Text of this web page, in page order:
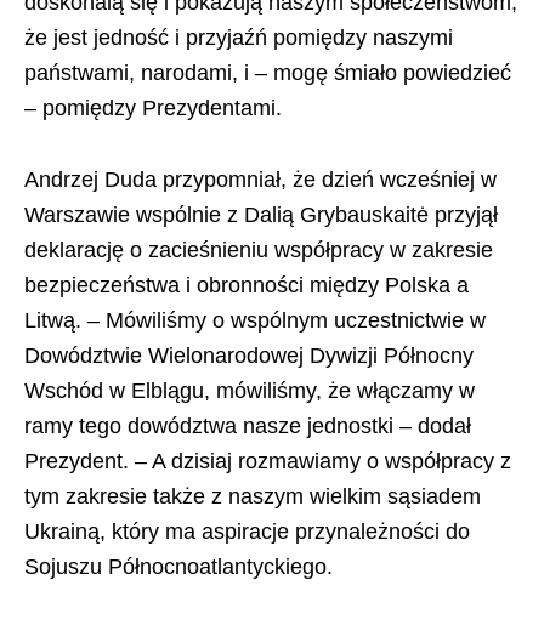
że jest jedność i przyjaźń pomiędzy naszymi
państwami, narodami, i – mogę śmiało powiedzieć
– pomiędzy Prezydentami.
Andrzej Duda przypomniał, że dzień wcześniej w
Warszawie wspólnie z Dalią Grybauskaitė przyjął
deklarację o zacieśnieniu współpracy w zakresie
bezpieczeństwa i obronności między Polska a
Litwą. – Mówiliśmy o wspólnym uczestnictwie w
Dowództwie Wielonarodowej Dywizji Północny
Wschód w Elblągu, mówiliśmy, że włączamy w
ramy tego dowództwa nasze jednostki – dodał
Prezydent. – A dzisiaj rozmawiamy o współpracy z
tym zakresie także z naszym wielkim sąsiadem
Ukrainą, który ma aspiracje przynależności do
Sojuszu Północnoatlantyckiego.